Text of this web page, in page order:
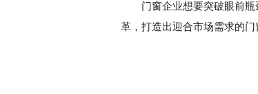
门窗企业想要突破眼前瓶
革，打造出迎合市场需求的门